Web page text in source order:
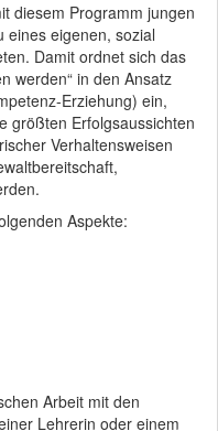
diesem Programm jungen
eines eigenen, sozial
Damit ordnet sich das
werden“ in den Ansatz
Erziehung) ein,
größten Erfolgsaussichten
Verhaltensweisen
Aspekte:
Arbeit mit den
Lehrerin oder einem